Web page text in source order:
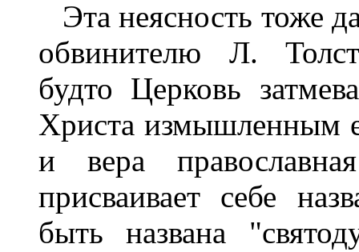
Эта неясность тоже
обвинителю Л.
будто Церковь
Христа измышленным
и вера
присваивает себе
быть названа